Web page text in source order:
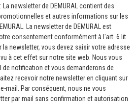
newsletter de DEMURAL contient des
et autres informations sur les
La newsletter de DEMURAL est
consentement conformément à l'art. 6 lit
la newsletter, vous devez saisir votre adresse
à cet effet sur notre site web. Nous vous
de notification et vous demanderons de
recevoir notre newsletter en cliquant sur
mail. Par conséquent, nous ne vous
par mail sans confirmation et autorisation